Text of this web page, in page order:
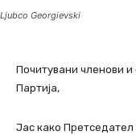
Ljubco Georgievski
Почитувани членови
Партија,
Јас како